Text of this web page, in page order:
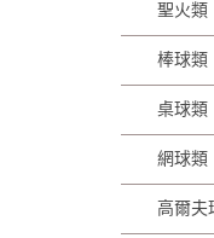
聖火類
棒球類
桌球類
網球類
高爾夫